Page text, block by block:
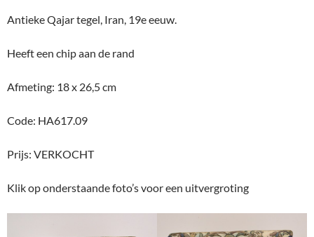
Antieke Qajar tegel, Iran, 19e eeuw.
Heeft een chip aan de rand
Afmeting: 18 x 26,5 cm
Code: HA617.09
Prijs: VERKOCHT
Klik op onderstaande foto’s voor een uitvergroting